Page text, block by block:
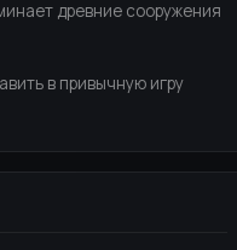
древние сооружения
в привычную игру